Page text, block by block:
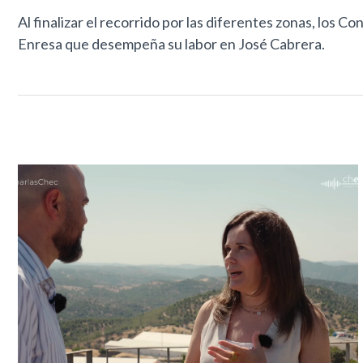
Al finalizar el recorrido por las diferentes zonas, los
Enresa que desempeña su labor en José Cabrera.